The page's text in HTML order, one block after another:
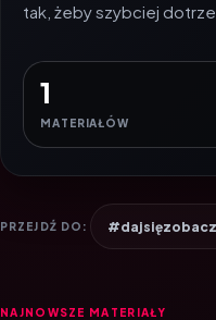
tak, żeby szybciej
1
MATERIAŁÓW
PRZEJDŹ DO:
NAJNOWSZE MATERIAŁY